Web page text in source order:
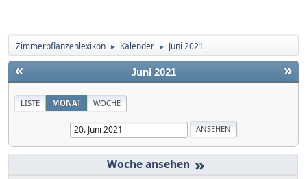
Zimmerpflanzenlexikon ► Kalender ► Juni 2021
« »
Juni 2021
LISTE MONAT WOCHE
»